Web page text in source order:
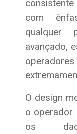
com
qualquer
avançado,
O design
o operador
os